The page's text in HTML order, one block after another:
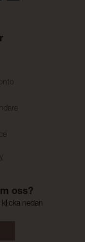
oss?
nedan